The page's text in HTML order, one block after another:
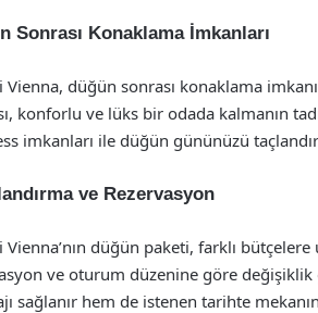
Sonrası Konaklama İmkanları
Vienna, düğün sonrası konaklama
konforlu ve lüks bir odada kalmanın
imkanları ile düğün gününüzü
ve Rezervasyon
Vienna’nın düğün paketi, farklı
ve oturum düzenine göre değişiklik
sağlanır hem de istenen tarihte